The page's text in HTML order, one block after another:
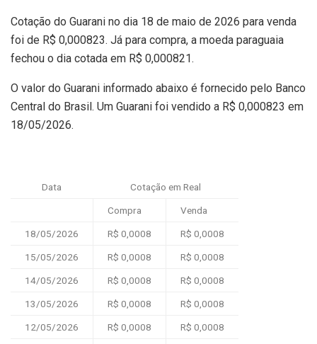
Cotação do Guarani no dia 18 de maio de 2026 para venda
foi de R$ 0,000823. Já para compra, a moeda paraguaia
fechou o dia cotada em R$ 0,000821.
O valor do Guarani informado abaixo é fornecido pelo Banco
Central do Brasil. Um Guarani foi vendido a R$ 0,000823 em
18/05/2026.
Data Cotação em Real
Compra Venda
18/05/2026 R$ 0,0008 R$ 0,0008
15/05/2026 R$ 0,0008 R$ 0,0008
14/05/2026 R$ 0,0008 R$ 0,0008
13/05/2026 R$ 0,0008 R$ 0,0008
12/05/2026 R$ 0,0008 R$ 0,0008